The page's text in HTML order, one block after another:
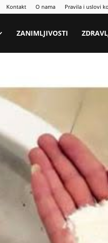
Kontakt O nama Pravila i uslovi
ZANIMLJIVOSTI